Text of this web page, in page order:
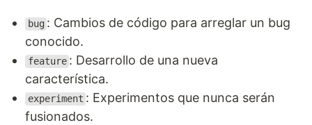
bug : Cambios de código para arreglar un bug
conocido.
feature : Desarrollo de una nueva
característica.
experiment : Experimentos que nunca serán
fusionados.